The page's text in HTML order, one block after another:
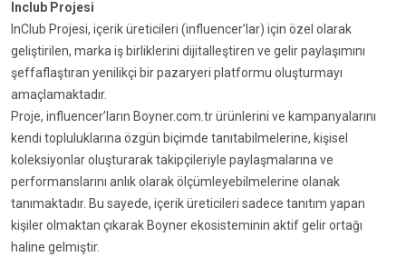
Inclub Projesi
InClub Projesi, içerik üreticileri (influencer’lar) için özel olarak
geliştirilen, marka iş birliklerini dijitalleştiren ve gelir paylaşımını
şeffaflaştıran yenilikçi bir pazaryeri platformu oluşturmayı
amaçlamaktadır.
Proje, influencer’ların Boyner.com.tr ürünlerini ve kampanyalarını
kendi topluluklarına özgün biçimde tanıtabilmelerine, kişisel
koleksiyonlar oluşturarak takipçileriyle paylaşmalarına ve
performanslarını anlık olarak ölçümleyebilmelerine olanak
tanımaktadır. Bu sayede, içerik üreticileri sadece tanıtım yapan
kişiler olmaktan çıkarak Boyner ekosisteminin aktif gelir ortağı
haline gelmiştir.